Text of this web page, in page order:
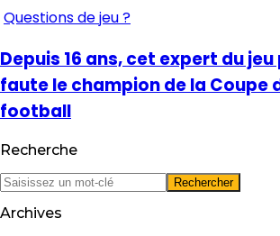
Questions de jeu ?
Depuis 16 ans, cet expert du
faute le champion de la Coupe
football
Recherche
Archives